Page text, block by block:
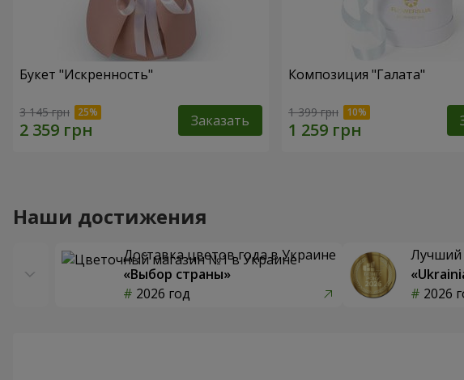
Букет "Искренность"
3 145 грн Заказать
Композиция "Галата"
1 399 грн
Наши достижения
Доставка цветов года в Украине
«Выбор страны»
2026 год
Лучший
2026